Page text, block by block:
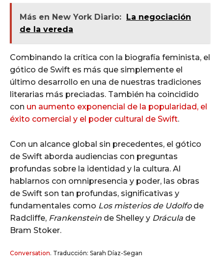
Más en New York Diario: La negociación
de la vereda
Combinando la crítica con la biografía feminista, el
gótico de Swift es más que simplemente el
último desarrollo en una de nuestras tradiciones
literarias más preciadas. También ha coincidido
con un aumento exponencial de la popularidad, el
éxito comercial y el poder cultural de Swift.
Con un alcance global sin precedentes, el gótico
de Swift aborda audiencias con preguntas
profundas sobre la identidad y la cultura. Al
hablarnos con omnipresencia y poder, las obras
de Swift son tan profundas, significativas y
fundamentales como Los misterios de Udolfode
Radcliffe, Frankenstein de Shelley y Drácula de
Bram Stoker.
Conversation. Traducción: Sarah Díaz-Segan